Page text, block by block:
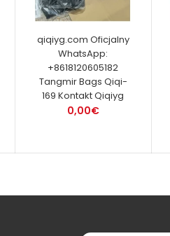
qiqiyg.com Oficjalny
WhatsApp:
+8618120605182
Tangmir Bags Qiqi-
169 Kontakt Qiqiyg
0,00€